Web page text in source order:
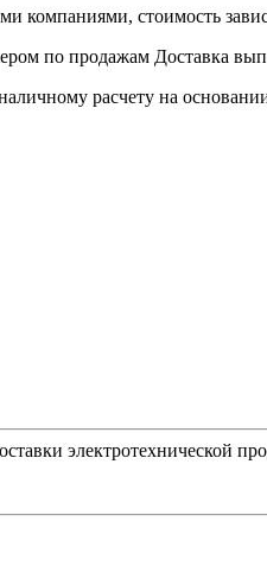
компаниями, стоимость
по продажам Доставка
расчету на
электротехнической